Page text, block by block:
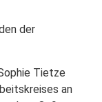
der
Tietze
an